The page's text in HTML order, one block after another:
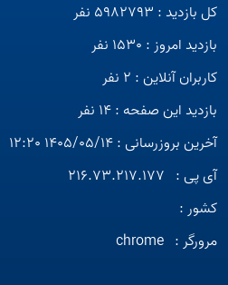
کل بازدید : 5982793 نفر
بازدید امروز : 1530 نفر
کاربران آنلاین : 2 نفر
بازدید این صفحه : 14 نفر
آخرین بروزرسانی : 1405/05/14 12:20
آی پی : 216.73.217.177
کشور :
مرورگر : chrome